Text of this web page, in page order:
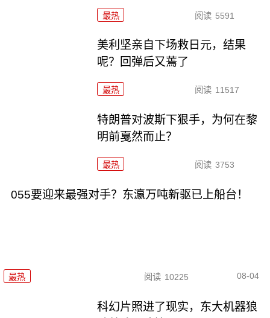
最热 阅读 5591
美利坚亲自下场救日元，结果
呢？回弹后又蔫了
最热 阅读 11517
特朗普对波斯下狠手，为何在黎
明前戛然而止？
最热 阅读 3753
055要迎来最强对手？东瀛万吨新驱已上船台！
最热 阅读 10225 08-04
科幻片照进了现实，东大机器狼